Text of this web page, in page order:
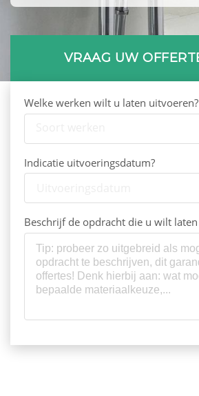
VRAAG UW
Welke werken wilt u laten uitvoeren?
Indicatie uitvoeringsdatum?
Beschrijf de opdracht die u wilt